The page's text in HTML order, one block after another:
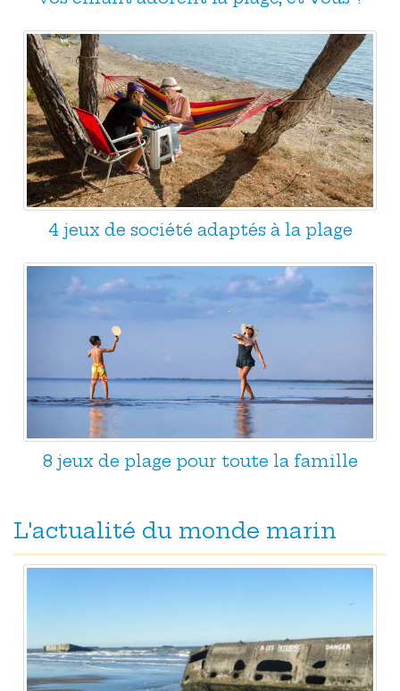
4 jeux de société adaptés à la plage
8 jeux de plage pour toute la famille
L'actualité du monde marin